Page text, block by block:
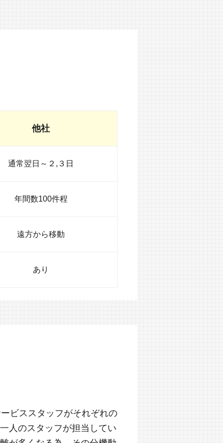
他社
通常翌日～２,３日
年間数100件程
遠方から移動
あり
ビススタッフがそれぞれの
人のスタッフが担当してい